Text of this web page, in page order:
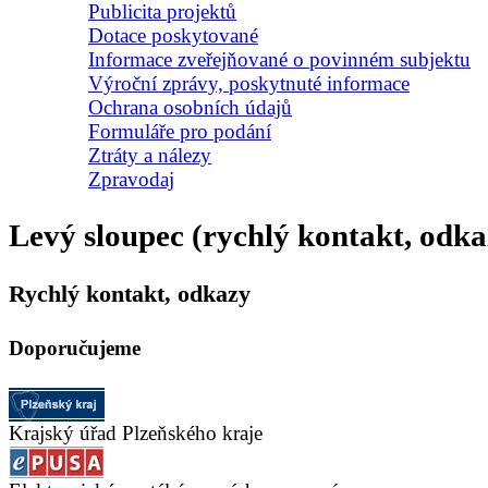
Publicita projektů
Dotace poskytované
Informace zveřejňované o povinném subjektu
Výroční zprávy, poskytnuté informace
Ochrana osobních údajů
Formuláře pro podání
Ztráty a nálezy
Zpravodaj
Levý sloupec (rychlý kontakt,
Rychlý kontakt, odkazy
Doporučujeme
Krajský úřad Plzeňského kraje